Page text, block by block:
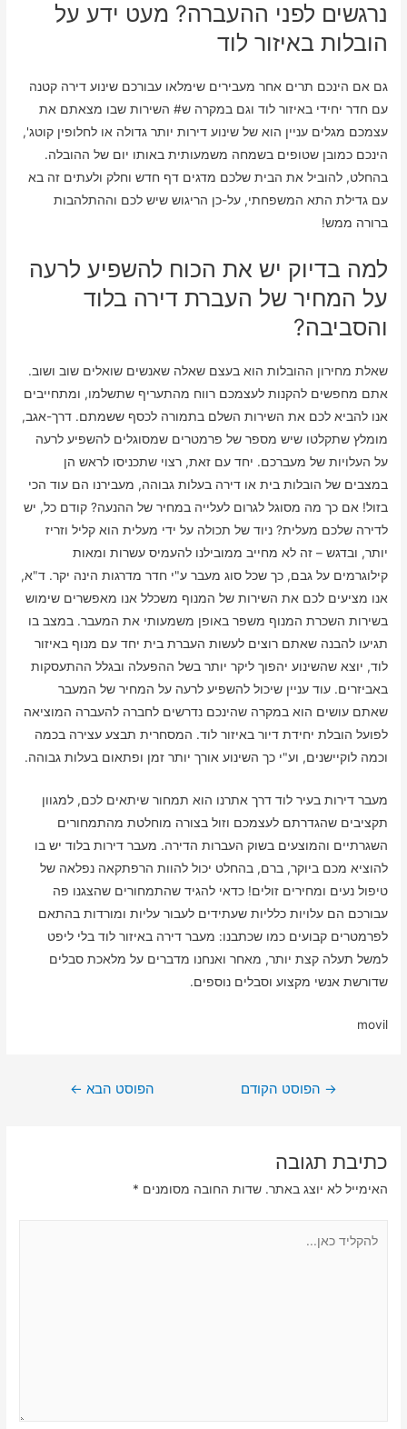
נרגשים לפני ההעברה? מעט ידע על
הובלות באיזור לוד
גם אם הינכם תרים אחר מעבירים שימלאו עבורכם שינוע דירה קטנה
עם חדר יחידי באיזור לוד וגם במקרה ש# השירות שבו מצאתם את
עצמכם מגלים עניין הוא של שינוע דירות יותר גדולה או לחלופין קוטג',
הינכם כמובן שטופים בשמחה משמעותית באותו יום של ההובלה.
בהחלט, להוביל את הבית שלכם מדגים דף חדש וחלק ולעתים זה בא
עם גדילת התא המשפחתי, על-כן הריגוש שיש לכם וההתלהבות
ברורה ממש!
למה בדיוק יש את הכוח להשפיע לרעה
על המחיר של העברת דירה בלוד
והסביבה?
שאלת מחירון ההובלות הוא בעצם שאלה שאנשים שואלים שוב ושוב.
אתם מחפשים להקנות לעצמכם רווח מהתעריף שתשלמו, ומתחייבים
אנו להביא לכם את השירות השלם בתמורה לכסף ששמתם. דרך-אגב,
מומלץ שתקלטו שיש מספר של פרמטרים שמסוגלים להשפיע לרעה
על העלויות של מעברכם. יחד עם זאת, רצוי שתכניסו לראש הן
במצבים של הובלות בית או דירה בעלות גבוהה, מעבירנו הם עוד הכי
בזול! אם כך מה מסוגל לגרום לעלייה במחיר של ההנעה? קודם כל, יש
לדירה שלכם מעלית? ניוד של תכולה על ידי מעלית הוא קליל וזריז
יותר, ובדגש – זה לא מחייב ממובילנו להעמיס עשרות ומאות
קילוגרמים על גבם, כך שכל סוג מעבר ע"י חדר מדרגות הינה יקר. ד"א,
אנו מציעים לכם את השירות של המנוף משכלל אנו מאפשרים שימוש
בשירות השכרת המנוף משפר באופן משמעותי את המעבר. במצב בו
תגיעו להבנה שאתם רוצים לעשות העברת בית יחד עם מנוף באיזור
לוד, יוצא שהשינוע יהפוך ליקר יותר בשל ההפעלה ובגלל ההתעסקות
באביזרים. עוד עניין שיכול להשפיע לרעה על המחיר של המעבר
שאתם עושים הוא במקרה שהינכם נדרשים לחברה להעברה המוציאה
לפועל הובלת יחידת דיור באיזור לוד. המסחרית תבצע עצירה בכמה
וכמה לוקיישנים, וע"י כך השינוע אורך יותר זמן ופתאום בעלות גבוהה.
מעבר דירות בעיר לוד דרך אתרנו הוא תמחור שיתאים לכם, למגוון
תקציבים שהגדרתם לעצמכם וזול בצורה מוחלטת מהתמחורים
השגרתיים והמוצעים בשוק העברות הדירה. מעבר דירות בלוד יש בו
להוציא מכם ביוקר, ברם, בהחלט יכול להוות הרפתקאה נפלאה של
טיפול נעים ומחירים זולים! כדאי להגיד שהתמחורים שהצגנו פה
עבורכם הם עלויות כלליות שעתידים לעבור עליות ומורדות בהתאם
לפרמטרים קבועים כמו שכתבנו: מעבר דירה באיזור לוד בלי ליפט
למשל תעלה קצת יותר, מאחר ואנחנו מדברים על מלאכת סבלים
שדורשת אנשי מקצוע וסבלים נוספים.
movil
ניווט
→ הפוסט הקודם הפוסט הבא ←
כתיבת תגובה
האימייל לא יוצג באתר. שדות החובה מסומנים *